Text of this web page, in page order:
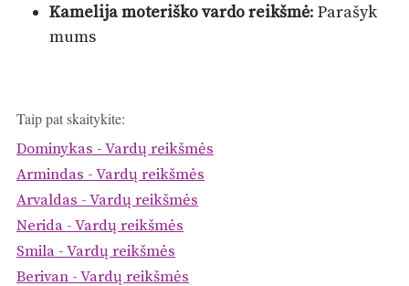
Kamelija moteriško vardo reikšmė: Parašyk
mums
Taip pat skaitykite:
Dominykas - Vardų reikšmės
Armindas - Vardų reikšmės
Arvaldas - Vardų reikšmės
Nerida - Vardų reikšmės
Smila - Vardų reikšmės
Berivan - Vardų reikšmės